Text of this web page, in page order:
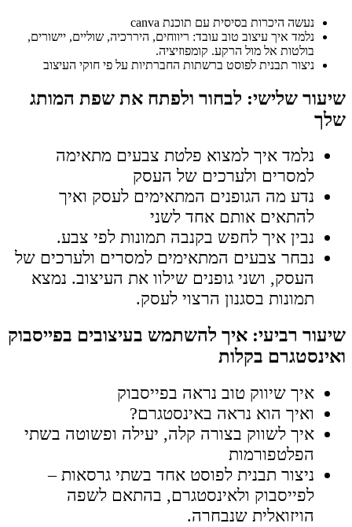
נעשה היכרות בסיסית עם תוכנת canva
נלמד איך עיצוב טוב עובד: ריווחים, היררכיה, שוליים, יישורים,
בולטות אל מול הרקע. קומפוזיציה.
ניצור תבנית לפוסט ברשתות החברתיות על פי חוקי העיצוב
שיעור שלישי: לבחור ולפתח את שפת המותג
שלך
נלמד איך למצוא פלטת צבעים מתאימה
למסרים ולערכים של העסק
נדע מה הגופנים המתאימים לעסק ואיך
להתאים אותם אחד לשני
נבין איך לחפש בקנבה תמונות לפי צבע.
נבחר צבעים המתאימים למסרים ולערכים של
העסק, ושני גופנים שילוו את העיצוב. נמצא
תמונות בסגנון הרצוי לעסק.
שיעור רביעי: איך להשתמש בעיצובים בפייסבוק
ואינסטגרם בקלות
איך שיווק טוב נראה בפייסבוק
ואיך הוא נראה באינסטגרם?
איך לשווק בצורה קלה, יעילה ופשוטה בשתי
הפלטפורמות
ניצור תבנית לפוסט אחד בשתי גרסאות –
לפייסבוק ולאינסטגרם, בהתאם לשפה
הויזואלית שנבחרה.